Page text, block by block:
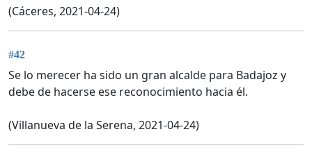
(Cáceres, 2021-04-24)
#42
Se lo merecer ha sido un gran alcalde para Badajoz y
debe de hacerse ese reconocimiento hacia él.
(Villanueva de la Serena, 2021-04-24)